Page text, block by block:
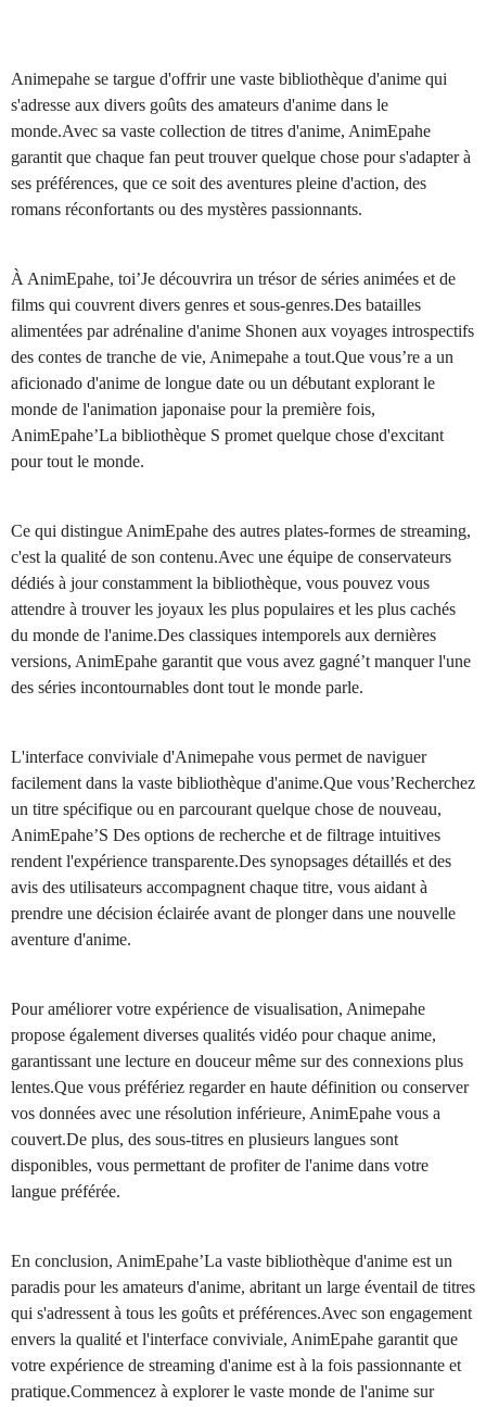
Animepahe se targue d'offrir une vaste bibliothèque d'anime qui
s'adresse aux divers goûts des amateurs d'anime dans le
monde.Avec sa vaste collection de titres d'anime, AnimEpahe
garantit que chaque fan peut trouver quelque chose pour s'adapter à
ses préférences, que ce soit des aventures pleine d'action, des
romans réconfortants ou des mystères passionnants.
À AnimEpahe, toi’Je découvrira un trésor de séries animées et de
films qui couvrent divers genres et sous-genres.Des batailles
alimentées par adrénaline d'anime Shonen aux voyages introspectifs
des contes de tranche de vie, Animepahe a tout.Que vous’re a un
aficionado d'anime de longue date ou un débutant explorant le
monde de l'animation japonaise pour la première fois,
AnimEpahe’La bibliothèque S promet quelque chose d'excitant
pour tout le monde.
Ce qui distingue AnimEpahe des autres plates-formes de streaming,
c'est la qualité de son contenu.Avec une équipe de conservateurs
dédiés à jour constamment la bibliothèque, vous pouvez vous
attendre à trouver les joyaux les plus populaires et les plus cachés
du monde de l'anime.Des classiques intemporels aux dernières
versions, AnimEpahe garantit que vous avez gagné’t manquer l'une
des séries incontournables dont tout le monde parle.
L'interface conviviale d'Animepahe vous permet de naviguer
facilement dans la vaste bibliothèque d'anime.Que vous’Recherchez
un titre spécifique ou en parcourant quelque chose de nouveau,
AnimEpahe’S Des options de recherche et de filtrage intuitives
rendent l'expérience transparente.Des synopsages détaillés et des
avis des utilisateurs accompagnent chaque titre, vous aidant à
prendre une décision éclairée avant de plonger dans une nouvelle
aventure d'anime.
Pour améliorer votre expérience de visualisation, Animepahe
propose également diverses qualités vidéo pour chaque anime,
garantissant une lecture en douceur même sur des connexions plus
lentes.Que vous préfériez regarder en haute définition ou conserver
vos données avec une résolution inférieure, AnimEpahe vous a
couvert.De plus, des sous-titres en plusieurs langues sont
disponibles, vous permettant de profiter de l'anime dans votre
langue préférée.
En conclusion, AnimEpahe’La vaste bibliothèque d'anime est un
paradis pour les amateurs d'anime, abritant un large éventail de titres
qui s'adressent à tous les goûts et préférences.Avec son engagement
envers la qualité et l'interface conviviale, AnimEpahe garantit que
votre expérience de streaming d'anime est à la fois passionnante et
pratique.Commencez à explorer le vaste monde de l'anime sur